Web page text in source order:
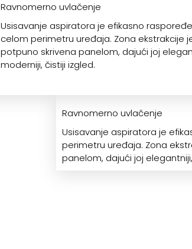
Ravnomerno uvlačenje
Usisavanje aspiratora je efikasno
celom perimetru uređaja. Zona ekstrakcije
potpuno skrivena panelom, dajući joj
moderniji, čistiji izgled.
Ravnomerno uvlačenje
Usisavanje aspiratora je
perimetru uređaja. Zona
panelom, dajući joj